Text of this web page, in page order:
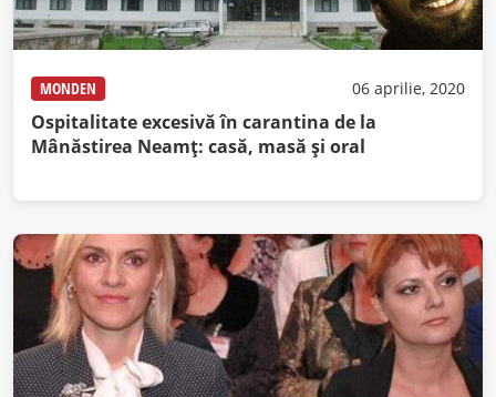
MONDEN 06 aprilie, 2020
Ospitalitate excesivă în carantina de la
Mânăstirea Neamț: casă, masă și oral